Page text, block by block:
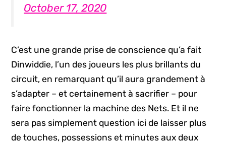
October 17, 2020
C’est une grande prise de conscience qu’a fait
Dinwiddie, l’un des joueurs les plus brillants du
circuit, en remarquant qu’il aura grandement à
s’adapter – et certainement à sacrifier – pour
faire fonctionner la machine des Nets. Et il ne
sera pas simplement question ici de laisser plus
de touches, possessions et minutes aux deux